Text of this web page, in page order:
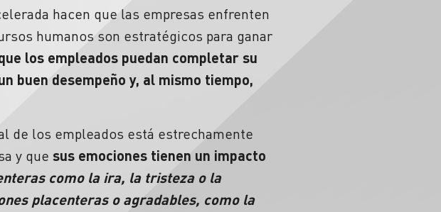
hacen que las empresas enfrenten
humanos son estratégicos para ganar
los empleados puedan completar su
buen desempeño y, al mismo tiempo,
de los empleados está estrechamente
y que sus emociones tienen un impacto
como la ira, la tristeza o la
placenteras o agradables, como la